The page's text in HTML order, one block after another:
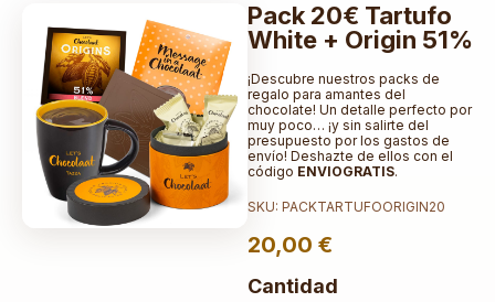
Pack 20€ Tartufo
White + Origin 51%
¡Descubre nuestros packs de
regalo para amantes del
chocolate! Un detalle perfecto por
muy poco… ¡y sin salirte del
presupuesto por los gastos de
envío! Deshazte de ellos con el
código ENVIOGRATIS.
SKU: PACKTARTUFOORIGIN20
20,00 €
Cantidad